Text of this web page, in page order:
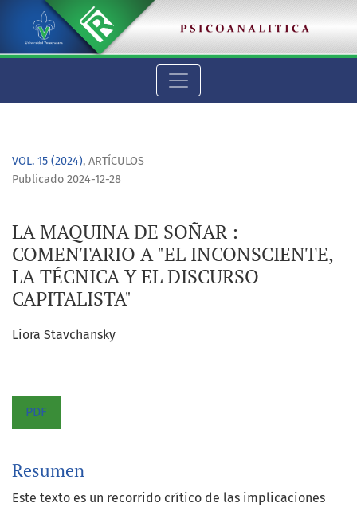
LA MAQUINA DE SOÑAR
VOL. 15 (2024), ARTÍCULOS
LA MAQUINA DE SOÑAR :
COMENTARIO A "EL INCONSCIENTE,
LA TÉCNICA Y EL DISCURSO
CAPITALISTA"
Publicado 2024-12-28
Liora Stavchansky
PDF
Resumen
Este texto es un recorrido crítico de las implicaciones